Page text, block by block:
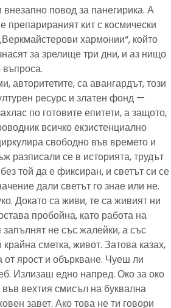
внезапно повод за панегирика. А
препарираният кит с космически
хармонии“, който
за зрелище три дни, и аз нищо
авторитетите, са авангардът, този
ресурс и златен фонд —
по готовите епитети, а защото,
всичко екзистенциално
свободно във времето и
разписали се в историята, трудът
той да е фиксиран, и светът си се
дали светът го знае или не.
Докато са живи, те са живият ни
пробойна, като работа на
не със жалейки, а със
сметка, живот. Затова казах,
от ярост и объркване. Чуеш ли
Излизаш едно напред. Око за око
вехтия смисъл на буквална
завет. Ако това не ти говори